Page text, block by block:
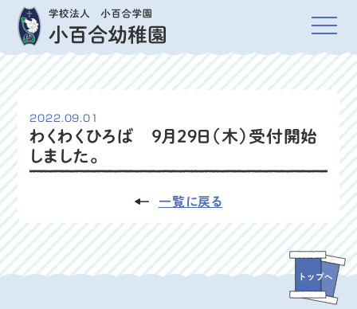
2022.09.01
わくわくひろば ９月29日（木）受付開始
しました。
一覧に戻る